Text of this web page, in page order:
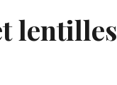
lentilles